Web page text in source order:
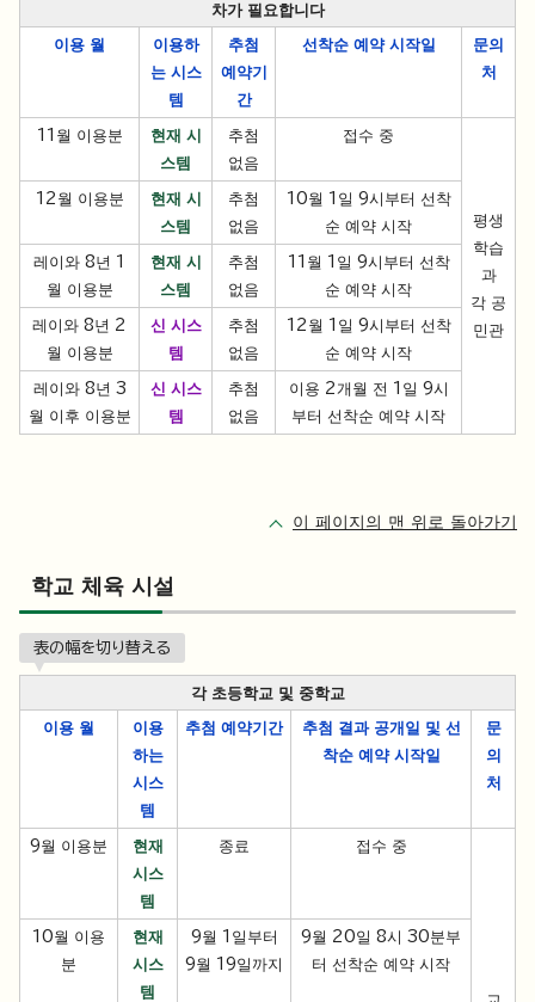
차가 필요합니다
이용 월
이용하
는 시스
템
추첨
예약기
간
선착순 예약 시작일
문의
처
11월 이용분
현재 시
스템
추첨
없음
접수 중
평생
학습
과
각 공
민관
12월 이용분
현재 시
스템
추첨
없음
10월 1일 9시부터 선착
순 예약 시작
레이와 8년 1
월 이용분
현재 시
스템
추첨
없음
11월 1일 9시부터 선착
순 예약 시작
레이와 8년 2
월 이용분
신 시스
템
추첨
없음
12월 1일 9시부터 선착
순 예약 시작
레이와 8년 3
월 이후 이용분
신 시스
템
추첨
없음
이용 2개월 전 1일 9시
부터 선착순 예약 시작
이 페이지의 맨 위로 돌아가기
학교 체육 시설
表の幅を切り替える
각 초등학교 및 중학교
이용 월
이용
하는
시스
템
추첨 예약기간
추첨 결과 공개일 및 선
착순 예약 시작일
문
의
처
9월 이용분
현재
시스
템
종료 접수 중
10월 이용
분
현재
시스
템
9월 1일부터
9월 19일까지
9월 20일 8시 30분부
터 선착순 예약 시작